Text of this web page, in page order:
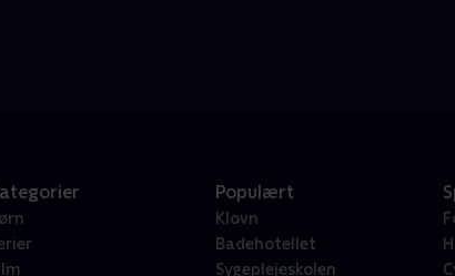
Populært
Klovn
Badehotellet
Sygeplejeskolen